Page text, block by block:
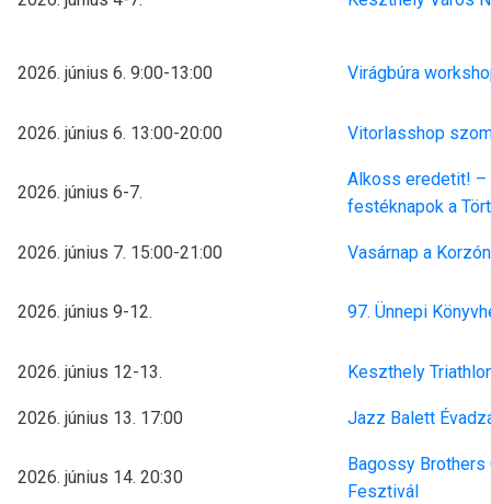
2026. június 6. 9:00-13:00 Virágbúra
2026. június 6. 13:00-20:00 Vitorlasshop
2026. június 6-7.
Alkoss eredetit! –
festéknapok a
2026. június 7. 15:00-21:00 Vasárnap a Korzón
2026. június 9-12. 97. Ünnepi
2026. június 12-13. Keszthely
2026. június 13. 17:00 Jazz Balett
2026. június 14. 20:30
Bagossy
Fesztivál